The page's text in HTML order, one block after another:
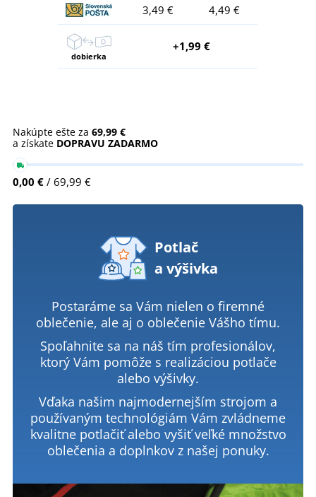
3,49 €
4,49 €
dobierka
+1,99 €
Nakúpte ešte za 69,99 €
a získate DOPRAVU ZADARMO
0,00 € / 69,99 €
Potlač
a výšivka
Postaráme sa Vám nielen o firemné
oblečenie, ale aj o oblečenie Vášho tímu.
Spoľahnite sa na náš tím profesionálov,
ktorý Vám pomôže s realizáciou potlače
alebo výšivky.
Vďaka našim najmodernejším strojom a
používaným technológiám Vám zvládneme
kvalitne potlačiť alebo vyšiť veľké množstvo
oblečenia a doplnkov z našej ponuky.